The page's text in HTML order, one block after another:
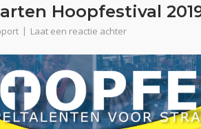
Hoopfestival
Laat een reactie achter